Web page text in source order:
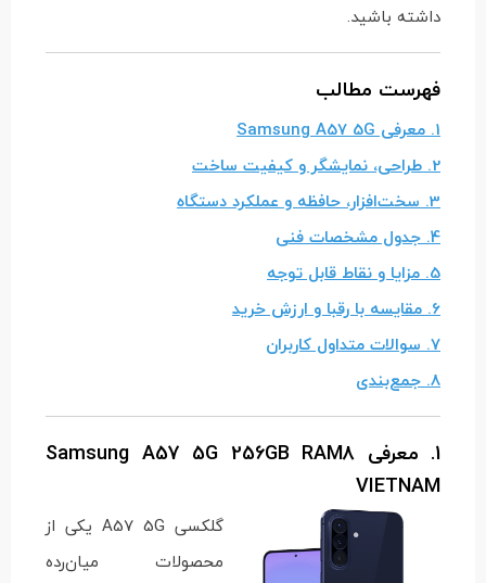
داشته باشید.
فهرست مطالب
1. معرفی Samsung A57 5G
2. طراحی، نمایشگر و کیفیت ساخت
3. سخت‌افزار، حافظه و عملکرد دستگاه
4. جدول مشخصات فنی
5. مزایا و نقاط قابل توجه
6. مقایسه با رقبا و ارزش خرید
7. سوالات متداول کاربران
8. جمع‌بندی
1. معرفی Samsung A57 5G 256GB RAM8
VIETNAM
گلکسی A57 5G یکی از
محصولات میان‌رده